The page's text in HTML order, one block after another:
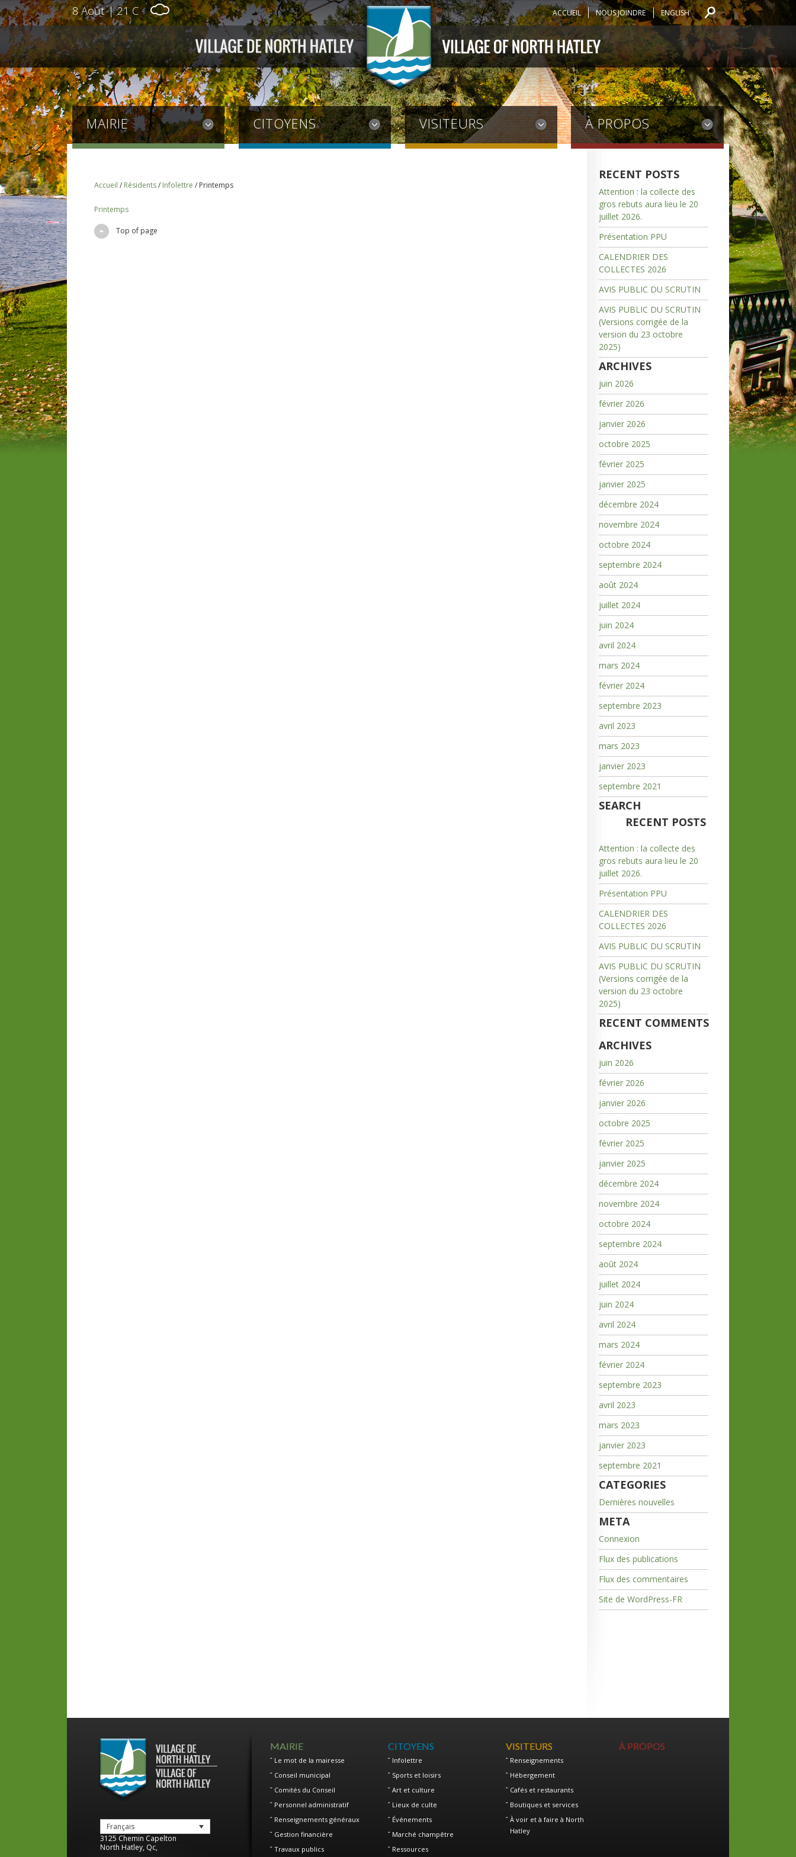
8 Août | 21 C ACCUEIL NOUS JOINDRE ENGLISH
MAIRIE CITOYENS VISITEURS À PROPOS
Accueil / Résidents/ Infolettre / Printemps
Printemps
Top of page
RECENT POSTS
Attention : la collecte des
gros rebuts aura lieu le 20
juillet 2026.
Présentation PPU
CALENDRIER DES
COLLECTES 2026
AVIS PUBLIC DU SCRUTIN
AVIS PUBLIC DU SCRUTIN
(Versions corrigée de la
version du 23 octobre
2025)
ARCHIVES
juin 2026
février 2026
janvier 2026
octobre 2025
février 2025
janvier 2025
décembre 2024
novembre 2024
octobre 2024
septembre 2024
août 2024
juillet 2024
juin 2024
avril 2024
mars 2024
février 2024
septembre 2023
avril 2023
mars 2023
janvier 2023
septembre 2021
SEARCH
RECENT POSTS
Attention : la collecte des
gros rebuts aura lieu le 20
juillet 2026.
Présentation PPU
CALENDRIER DES
COLLECTES 2026
AVIS PUBLIC DU SCRUTIN
AVIS PUBLIC DU SCRUTIN
(Versions corrigée de la
version du 23 octobre
2025)
RECENT COMMENTS
ARCHIVES
juin 2026
février 2026
janvier 2026
octobre 2025
février 2025
janvier 2025
décembre 2024
novembre 2024
octobre 2024
septembre 2024
août 2024
juillet 2024
juin 2024
avril 2024
mars 2024
février 2024
septembre 2023
avril 2023
mars 2023
janvier 2023
septembre 2021
CATEGORIES
Dernières nouvelles
META
Connexion
Flux des publications
Flux des commentaires
Site de WordPress-FR
Français
3125 Chemin Capelton
North Hatley, Qc,
MAIRIE
Le mot de la mairesse
Conseil municipal
Comités du Conseil
Personnel administratif
Renseignements généraux
Gestion financière
Travaux publics
CITOYENS
Infolettre
Sports et loisirs
Art et culture
Lieux de culte
Événements
Marché champêtre
Ressources
VISITEURS
Renseignements
Hébergement
Cafés et restaurants
Boutiques et services
À voir et à faire à North
Hatley
À PROPOS